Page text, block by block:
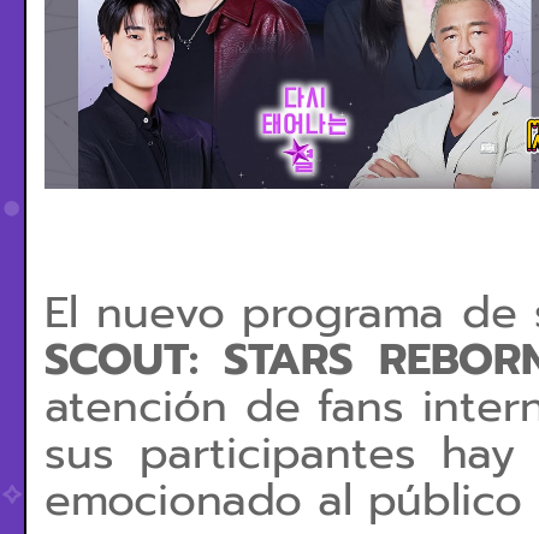
El nuevo programa
SCOUT: STARS
atención de fans
sus participantes
emocionado al